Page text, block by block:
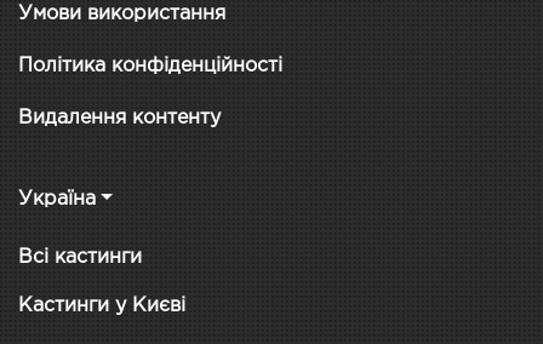
Умови використання
Політика конфіденційності
Видалення контенту
Україна
Всі кастинги
Кастинги у Києві